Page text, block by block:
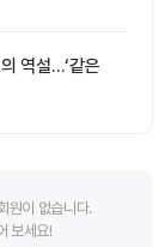
역설…‘같은
원이 없습니다.
보세요!